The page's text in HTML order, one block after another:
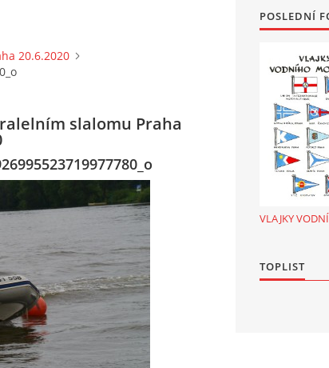
20.6.2020
slalomu Praha
POSLEDNÍ
VLAJKY
TOPLIST